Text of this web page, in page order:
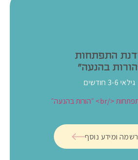
התפתחות
בהנעה״
גילאי 3-6 חודשים
ומידע נוסף